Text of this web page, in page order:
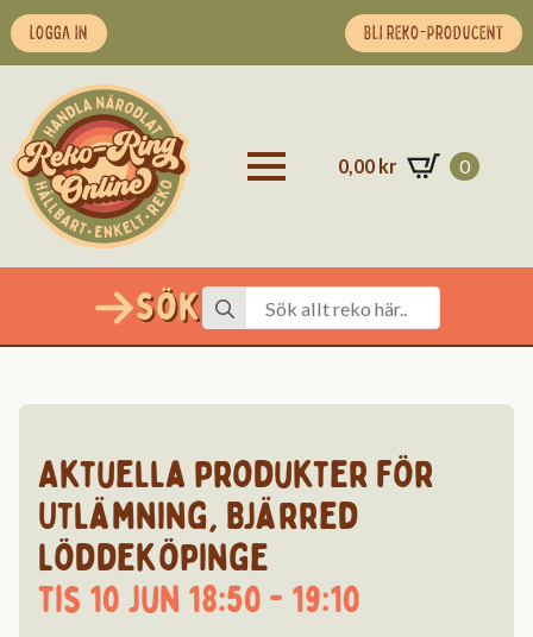
LOGGA IN BLI REKO-PRODUCENT
0,00 kr 0
Sök Search
for:
Aktuella produkter för
Utlämning, Bjärred
Löddeköpinge
tis 10 jun 18:50 - 19:10